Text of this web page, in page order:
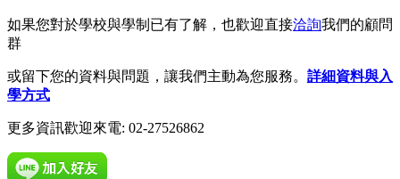
如果您對於學校與學制已有了解，也歡迎直接洽詢我們的顧問
群
或留下您的資料與問題，讓我們主動為您服務。 詳細資料與入
學方式
更多資訊歡迎來電: 02-27526862